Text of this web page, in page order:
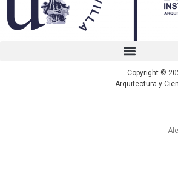
Copyright ©
Arquitectura y